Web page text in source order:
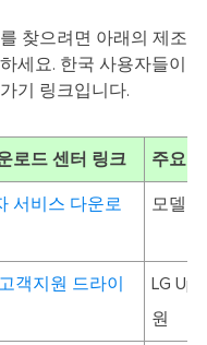
찾으려면 아래의 제조
세요. 한국 사용자들이
기 링크입니다.
로드 센터 링크 주요
서비스 다운로
모델
객지원 드라이
LG
원